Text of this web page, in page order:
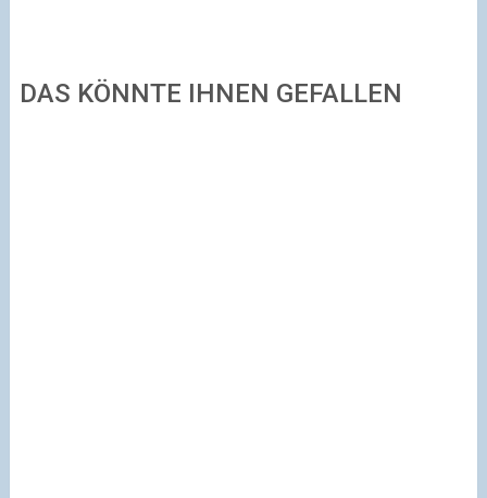
DAS KÖNNTE IHNEN GEFALLEN